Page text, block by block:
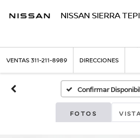
NISSAN SIERRA
VENTAS311-211-8989 DIRECCIONES
Confirmar
FOTOS